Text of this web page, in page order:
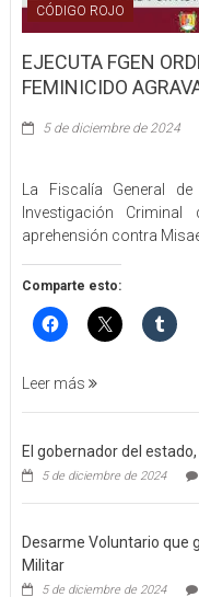
CÓDIGO ROJO
EJECUTA FGEN
FEMINICIDO
5 de diciembre de 2024
FGEN
ORDEN
DE
APREHENSIÓN
POR
FEMINICIDO
AGRAVADO
FILICIDIO
La Fiscalía General
Investigación
aprehensión contra
Comparte esto:
Leer más
El gobernador del
5 de diciembre de 2024
Desarme Voluntario que
Militar
5 de diciembre de 2024